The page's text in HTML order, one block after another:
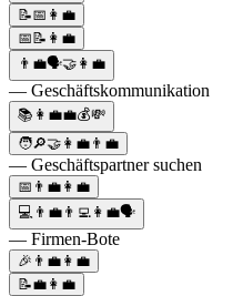
📝📅👩‍💼
📅📝👩‍💼
👨‍💼🗣🤝👩‍💼
— Geschäftskommunikation
📚👩‍💼💼💰💸
🧑🔎🤝👩‍💼👨‍💼
— Geschäftspartner suchen
📅👨‍💼👩‍💼
💻👨‍💼👨‍💻👩‍💼🗣
— Firmen-Bote
🎉👨‍💼👩‍💼
📝💼👩‍💼